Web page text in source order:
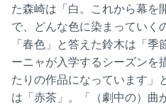
た森崎は「白。これから幕を
で、どんな色に染まっていく
「春色」と答えた鈴木は「
ーニャが入学するシーズンを
たりの作品になっています」
は「赤茶」。「（劇中の）曲